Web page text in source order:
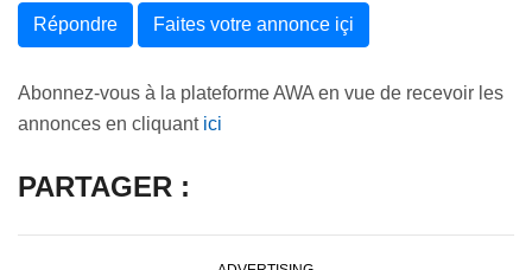
Répondre Faites votre annonce içi
Abonnez-vous à la plateforme AWA en vue de recevoir les
annonces en cliquant ici
PARTAGER :